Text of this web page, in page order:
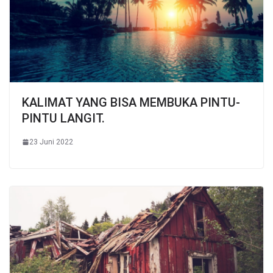
KALIMAT YANG BISA MEMBUKA PINTU-
PINTU LANGIT.
23 Juni 2022